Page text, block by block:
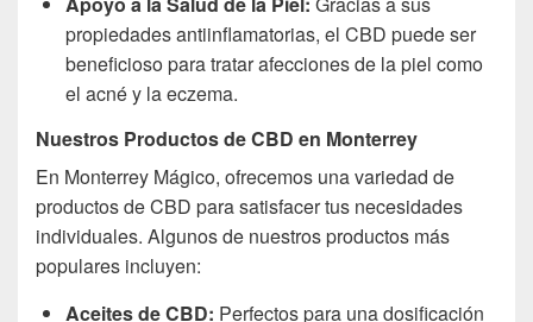
propiedades antiinflamatorias, el CBD puede ser
beneficioso para tratar afecciones de la piel como
el acné y la eczema.
Nuestros Productos de CBD en Monterrey
En Monterrey Mágico, ofrecemos una variedad de
productos de CBD para satisfacer tus necesidades
individuales. Algunos de nuestros productos más
populares incluyen:
Aceites de CBD: Perfectos para una dosificación